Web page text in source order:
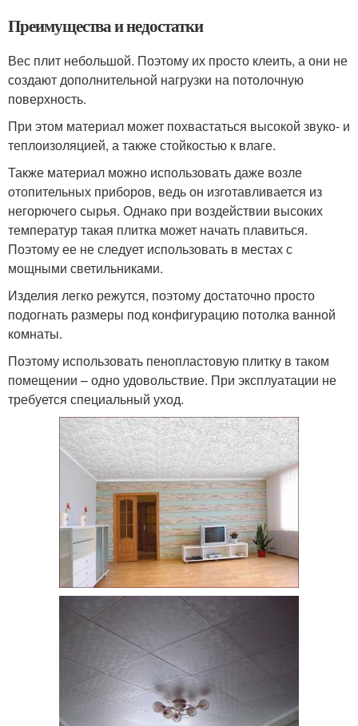
Преимущества и недостатки
Вес плит небольшой. Поэтому их просто клеить, а они не
создают дополнительной нагрузки на потолочную
поверхность.
При этом материал может похвастаться высокой звуко- и
теплоизоляцией, а также стойкостью к влаге.
Также материал можно использовать даже возле
отопительных приборов, ведь он изготавливается из
негорючего сырья. Однако при воздействии высоких
температур такая плитка может начать плавиться.
Поэтому ее не следует использовать в местах с
мощными светильниками.
Изделия легко режутся, поэтому достаточно просто
подогнать размеры под конфигурацию потолка ванной
комнаты.
Поэтому использовать пенопластовую плитку в таком
помещении – одно удовольствие. При эксплуатации не
требуется специальный уход.